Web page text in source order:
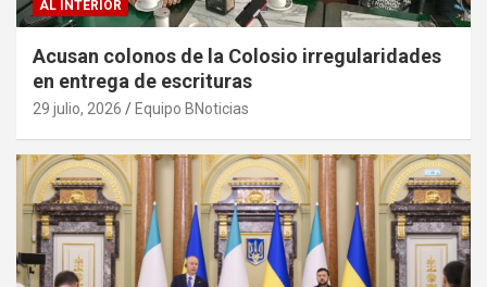
AL INTERIOR
Acusan colonos de la Colosio irregularidades
en entrega de escrituras
29 julio, 2026 Equipo BNoticias